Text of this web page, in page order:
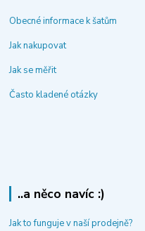
Obecné informace k šatům
Jak nakupovat
Jak se měřit
Často kladené otázky
..a něco navíc :)
Jak to funguje v naší prodejně?